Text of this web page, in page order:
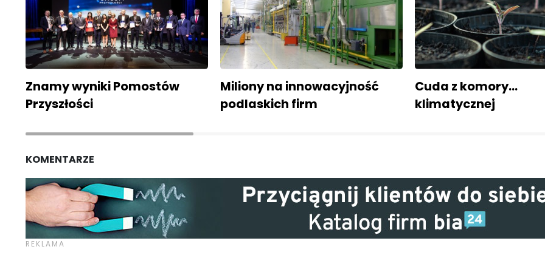
Znamy wyniki Pomostów
Przyszłości
Miliony na innowacyjność
podlaskich firm
Cuda z komory...
klimatycznej
KOMENTARZE